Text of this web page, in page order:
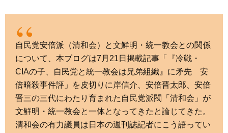
自民党安倍派（清和会）と文鮮明・統一教会との関係
について、本ブログは7月21日掲載記事「『冷戦・
CIAの子、自民党と統一教会は兄弟組織』に矛先 安
倍暗殺事件評」を皮切りに岸信介、安倍晋太郎、安倍
晋三の三代にわたり育まれた自民党派閥「清和会」が
文鮮明・統一教会と一体となってきたと論じてきた。
清和会の有力議員は日本の週刊誌記者にこう語ってい